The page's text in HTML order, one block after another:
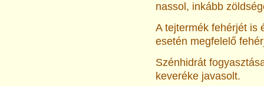
nassol, inkább
A tejtermék fehérjét is
esetén megfelelő
Szénhidrát
keveréke javasolt.